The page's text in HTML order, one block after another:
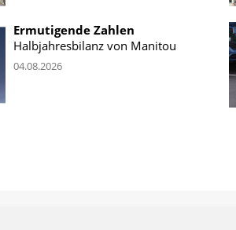
Ermutigende Zahlen
Halbjahresbilanz von Manitou
04.08.2026